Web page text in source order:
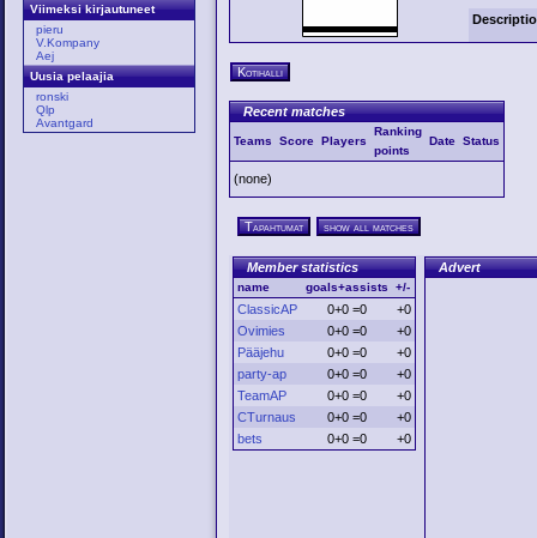
Viimeksi kirjautuneet
pieru
V.Kompany
Aej
Uusia pelaajia
ronski
Qlp
Avantgard
Kotihalli
Recent matches
Teams Score Players
Ranking
points
Date Status
(none)
Tapahtumat show all matches
Member statistics
name goals+assists +/-
ClassicAP 0+0 =0
+0
Ovimies
0+0 =0
+0
Pääjehu
0+0 =0
+0
party-ap
0+0 =0
+0
TeamAP
0+0 =0
+0
CTurnaus
0+0 =0
+0
bets
0+0 =0 +0
Advert